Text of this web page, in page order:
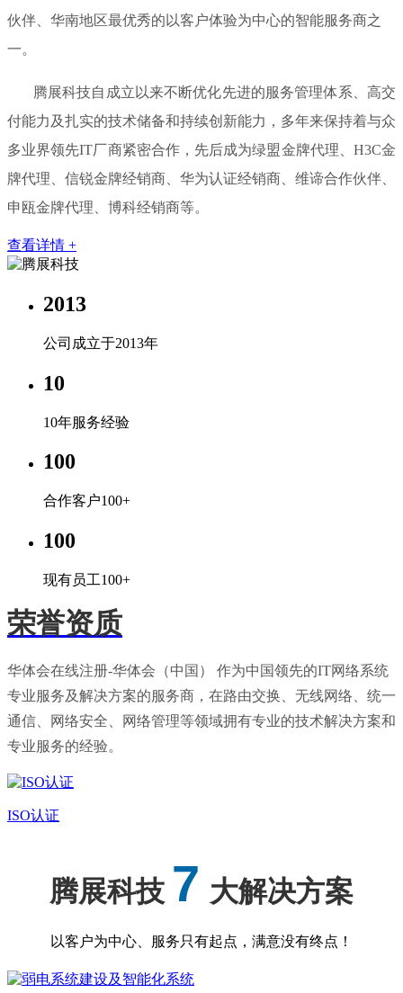
伙伴、华南地区最优秀的以客户体验为中心的智能服务商之
一。
腾展科技自成立以来不断优化先进的服务管理体系、高交
付能力及扎实的技术储备和持续创新能力，多年来保持着与众
多业界领先IT厂商紧密合作，先后成为绿盟金牌代理、H3C金
牌代理、信锐金牌经销商、华为认证经销商、维谛合作伙伴、
申瓯金牌代理、博科经销商等。
查看详情 +
2013
公司成立于2013年
10
10年服务经验
100
合作客户100+
100
现有员工100+
荣誉资质
华体会在线注册-华体会（中国） 作为中国领先的IT网络系统
专业服务及解决方案的服务商，在路由交换、无线网络、统一
通信、网络安全、网络管理等领域拥有专业的技术解决方案和
专业服务的经验。
ISO认证
腾展科技 7 大解决方案
以客户为中心、服务只有起点，满意没有终点！